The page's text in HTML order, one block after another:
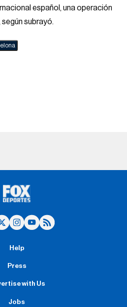
español, una operación
según subrayó.
Help
Press
with Us
Jobs